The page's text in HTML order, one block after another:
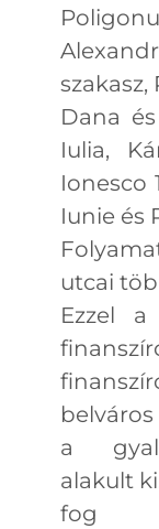
szakasz,
Dana
Iulia,
Ionesco
Iunie és
utcai
Ezzel a
a
alakult
fog